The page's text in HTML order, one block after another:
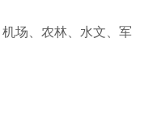
场、农林、水文、军